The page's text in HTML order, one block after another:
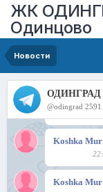
ЖК
Одинцово
Новости